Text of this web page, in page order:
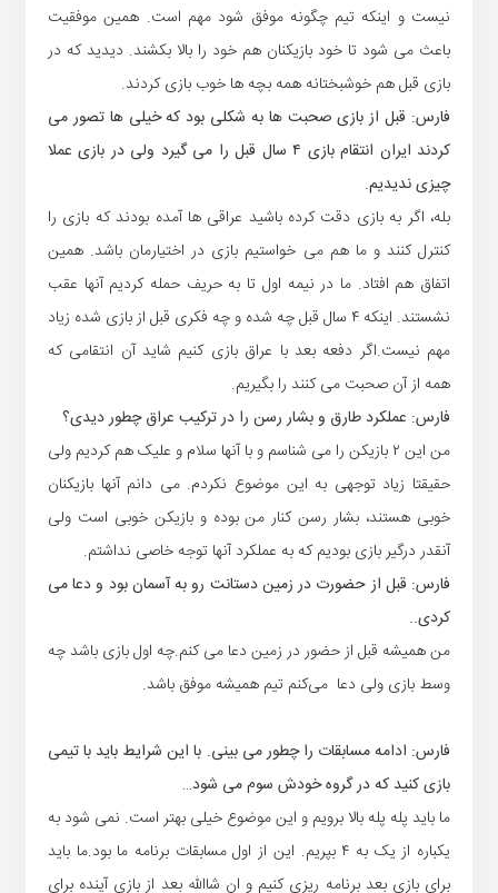
نیست و اینکه تیم چگونه موفق شود مهم است. همین موفقیت
باعث می شود تا خود بازیکنان هم خود را بالا بکشند. دیدید که در
بازی قبل هم خوشبختانه همه بچه ها خوب بازی کردند.
فارس: قبل از بازی صحبت ها به شکلی بود که خیلی ها تصور می
کردند ایران انتقام بازی ۴ سال قبل را می گیرد ولی در بازی عملا
چیزی ندیدیم.
بله، اگر به بازی دقت کرده باشید عراقی ها آمده بودند که بازی را
کنترل کنند و ما هم می خواستیم بازی در اختیارمان باشد. همین
اتفاق هم افتاد. ما در نیمه اول تا به حریف حمله کردیم آنها عقب
نشستند. اینکه ۴ سال قبل چه شده و چه فکری قبل از بازی شده زیاد
مهم نیست.اگر دفعه بعد با عراق بازی کنیم شاید آن انتقامی که
همه از آن صحبت می کنند را بگیریم.
فارس: عملکرد طارق وبشاررسن را در ترکیب عراق چطور دیدی؟
من این ۲ بازیکن را می شناسم و با آنها سلام و علیک هم کردیم ولی
حقیقتا زیاد توجهی به این موضوع نکردم. می دانم آنها بازیکنان
خوبی هستند، بشاررسن کنار من بوده و بازیکن خوبی است ولی
آنقدر درگیر بازی بودیم که به عملکرد آنها توجه خاصی نداشتم.
فارس: قبل از حضورت در زمین دستانت رو به آسمان بود و دعا می
کردی..
من همیشه قبل از حضور در زمین دعا می کنم.چه اول بازی باشد چه
وسط بازی ولی دعا می‌کنم تیم همیشه موفق باشد.
فارس: ادامه مسابقات را چطور می بینی. با این شرایط باید با تیمی
بازی کنید که در گروه خودش سوم می شود…
ما باید پله پله بالا برویم و این موضوع خیلی بهتر است. نمی شود به
یکباره از یک به ۴ بپریم. این از اول مسابقات برنامه ما بود.ما باید
برای بازی بعد برنامه ریزی کنیم و ان شاالله بعد از بازی آینده برای